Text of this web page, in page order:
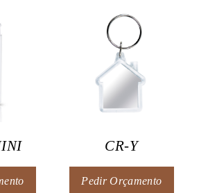
CR-Y
Pedir Orçamento